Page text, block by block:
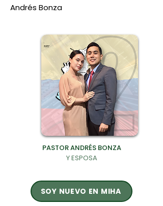
Andrés Bonza
PASTOR ANDRÉS BONZA
Y ESPOSA
SOY NUEVO EN MIHA